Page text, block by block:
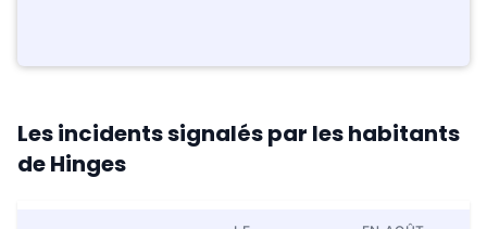
Les incidents signalés par les habitants
de Hinges